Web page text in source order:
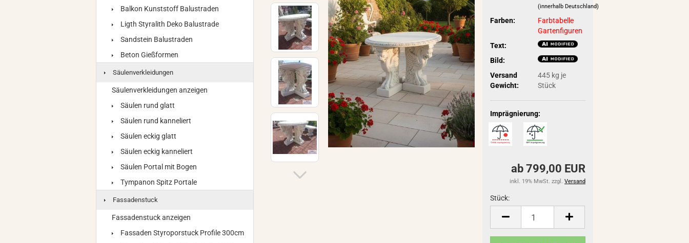
(innerhalb Deutschland)
Farben:
Farbtabelle
Gartenfiguren
Text:
Bild:
Versand
Gewicht:
445kg je
Stück
Imprägnierung:
ab 799,00 EUR
inkl. 19% MwSt. zzgl. Versand
Stück:
Stück
Balkon Kunststoff Balustraden
Ligth Styralith Deko Balustrade
Sandstein Balustraden
Beton Gießformen
Säulenverkleidungen
Säulenverkleidungen anzeigen
Säulen rund glatt
Säulen rund kanneliert
Säulen eckig glatt
Säulen eckig kanneliert
Säulen Portal mit Bogen
Tympanon Spitz Portale
Fassadenstuck
Fassadenstuck anzeigen
Fassaden Styroporstuck Profile 300cm